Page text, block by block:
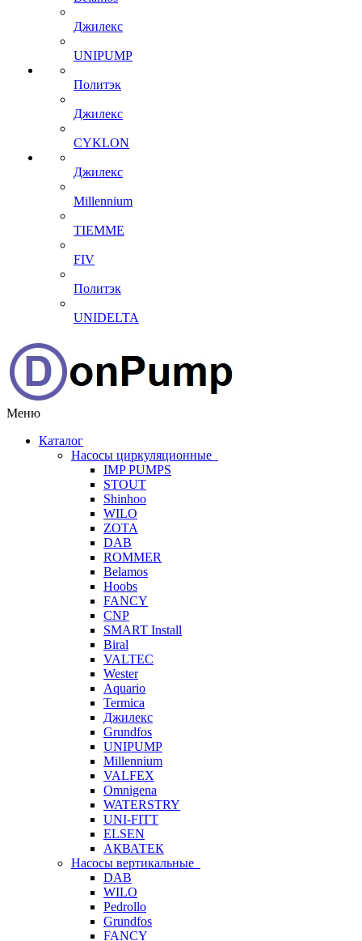
Джилекс
UNIPUMP
Политэк
Джилекс
CYKLON
Джилекс
Millennium
TIEMME
FIV
Политэк
UNIDELTA
Меню
Каталог
Насосы циркуляционные
IMP PUMPS
STOUT
Shinhoo
WILO
ZOTA
DAB
ROMMER
Belamos
Hoobs
FANCY
CNP
SMART Install
Biral
VALTEC
Wester
Aquario
Termica
Джилекс
Grundfos
UNIPUMP
Millennium
VALFEX
Omnigena
WATERSTRY
UNI-FITT
ELSEN
АКВАТЕК
Насосы вертикальные
DAB
WILO
Pedrollo
Grundfos
FANCY